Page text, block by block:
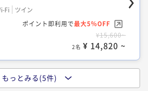
2名 ¥ 13,851 ~
ポイント即利用で
¥16,200~
¥ 15,390 ~
Fi
ツイン
ポイント即利用で最大5％OFF
¥15,600~
2名 ¥ 14,820 ~
ック和洋室【1階ラウンジアクセス
もっとみる(5件)